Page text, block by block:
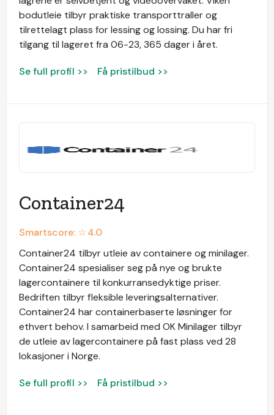
bodutleie tilbyr praktiske transporttraller og
tilrettelagt plass for lessing og lossing. Du har fri
tilgang til lageret fra 06-23, 365 dager i året.
Se full profil >> Få pristilbud >>
Container24
Smartscore: ☆4.0
Container24 tilbyr utleie av containere og minilager.
Container24 spesialiser seg på nye og brukte
lagercontainere til konkurransedyktige priser.
Bedriften tilbyr fleksible leveringsalternativer.
Container24 har containerbaserte løsninger for
ethvert behov. I samarbeid med OK Minilager tilbyr
de utleie av lagercontainere på fast plass ved 28
lokasjoner i Norge.
Se full profil >> Få pristilbud >>